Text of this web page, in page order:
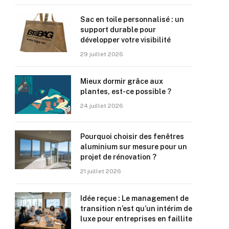
Sac en toile personnalisé : un
support durable pour
développer votre visibilité
29 juillet 2026
Mieux dormir grâce aux
plantes, est-ce possible ?
24 juillet 2026
Pourquoi choisir des fenêtres
aluminium sur mesure pour un
projet de rénovation ?
21 juillet 2026
Idée reçue : Le management de
transition n’est qu’un intérim de
luxe pour entreprises en faillite